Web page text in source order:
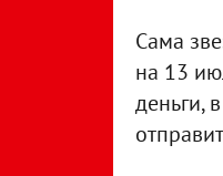
Сама
на 13
деньги,